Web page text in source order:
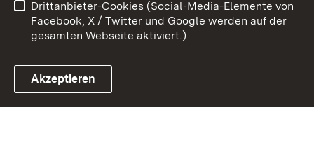
Link zum Landesportal
Impressum
Cookies
Drittanbieter-Cookies (Social-Media-Elemente von
Facebook, X / Twitter und Google werden auf der
gesamten Webseite aktiviert.)
Akzeptieren